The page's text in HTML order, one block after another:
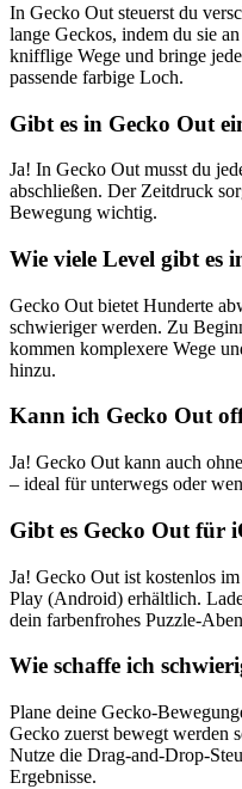
In Gecko Out steuerst du
lange Geckos, indem du sie
knifflige Wege und bringe
passende farbige Loch.
Gibt es in Gecko Out
Ja! In Gecko Out musst du
abschließen. Der Zeitdruck
Bewegung wichtig.
Wie viele Level gibt es
Gecko Out bietet Hunderte
schwieriger werden. Zu
kommen komplexere Wege
hinzu.
Kann ich Gecko Out
Ja! Gecko Out kann auch
– ideal für unterwegs oder
Gibt es Gecko Out für
Ja! Gecko Out ist kostenlos
Play (Android) erhältlich.
dein farbenfrohes Puzzle-
Wie schaffe ich
Plane deine Gecko-
Gecko zuerst bewegt werden
Nutze die Drag-and-Drop-
Ergebnisse.